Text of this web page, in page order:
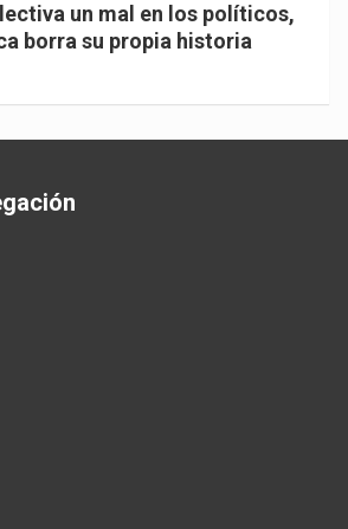
un mal en los políticos,
borra su propia historia